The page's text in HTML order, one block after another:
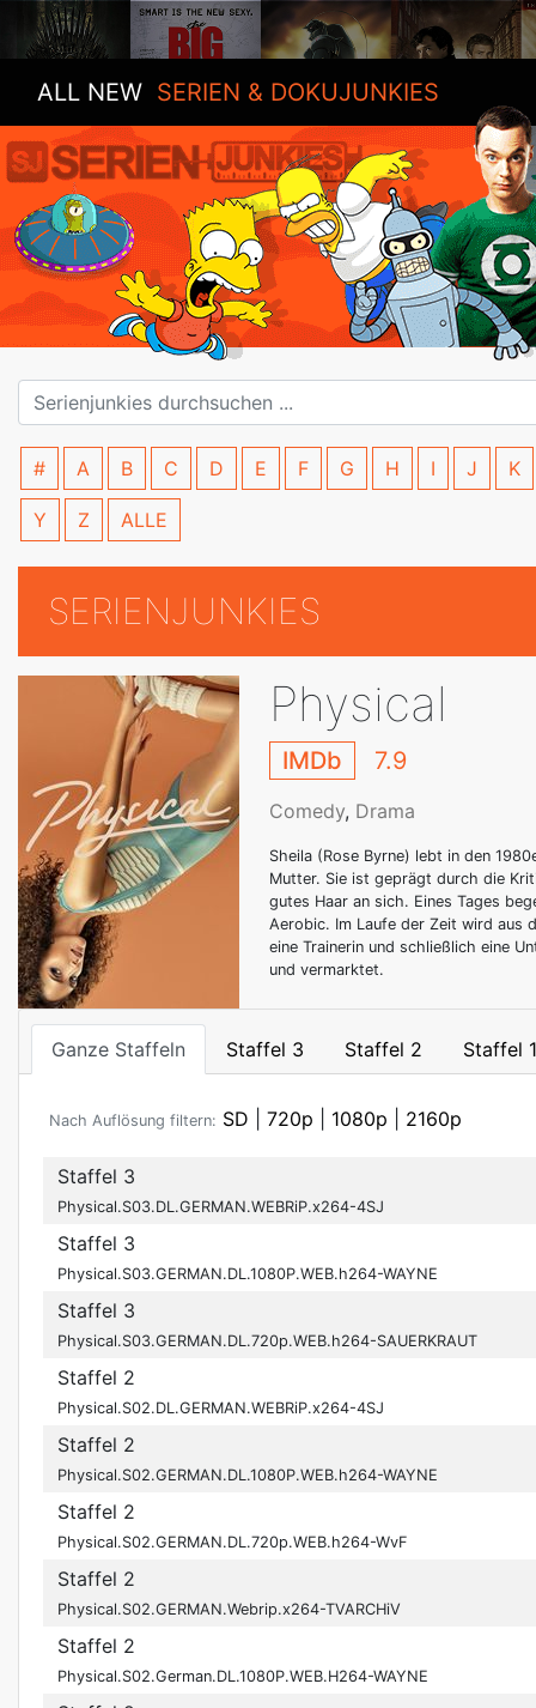
ALL NEW SERIEN & DOKUJUNKIES
# A B C D E F G H I J K
Y Z ALLE
SERIENJUNKIES
Physical
IMDb 7.9
Comedy, Drama
Sheila (Rose Byrne) lebt in den
Mutter. Sie ist geprägt durch die
gutes Haar an sich. Eines Tages
Aerobic. Im Laufe der Zeit wird aus
eine Trainerin und schließlich eine
und vermarktet.
Ganze Staffeln Staffel 3 Staffel 2 Staffel 1
Nach Auflösung filtern: SD 720p 1080p 2160p
Staffel 3
Physical.S03.DL.GERMAN.WEBRiP.x264-4SJ
Staffel 3
Physical.S03.GERMAN.DL.1080P.WEB.h264-WAYNE
Staffel 3
Physical.S03.GERMAN.DL.720p.WEB.h264-SAUERKRAUT
Staffel 2
Physical.S02.DL.GERMAN.WEBRiP.x264-4SJ
Staffel 2
Physical.S02.GERMAN.DL.1080P.WEB.h264-WAYNE
Staffel 2
Physical.S02.GERMAN.DL.720p.WEB.h264-WvF
Staffel 2
Physical.S02.GERMAN.Webrip.x264-TVARCHiV
Staffel 2
Physical.S02.German.DL.1080P.WEB.H264-WAYNE